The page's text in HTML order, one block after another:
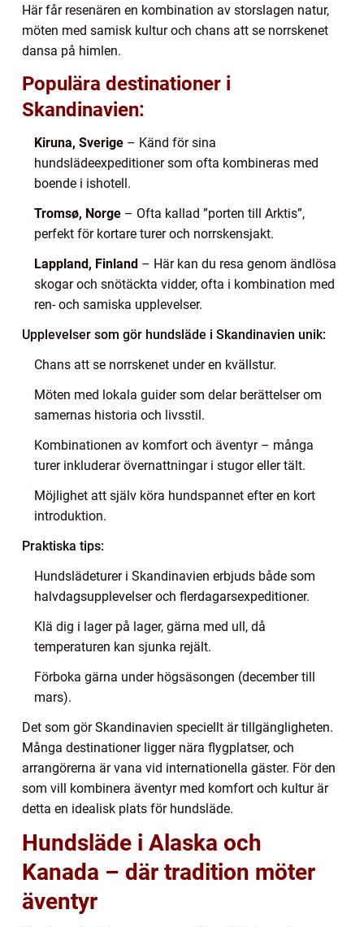
Här får resenären en kombination av storslagen natur,
möten med samisk kultur och chans att se norrskenet
dansa på himlen.
Populära destinationer i
Skandinavien:
Kiruna, Sverige – Känd för sina
hundslädeexpeditioner som ofta kombineras med
boende i ishotell.
Tromsø, Norge – Ofta kallad ”porten till Arktis”,
perfekt för kortare turer och norrskensjakt.
Lappland, Finland – Här kan du resa genom ändlösa
skogar och snötäckta vidder, ofta i kombination med
ren- och samiska upplevelser.
Upplevelser som gör hundsläde i Skandinavien unik:
Chans att se norrskenet under en kvällstur.
Möten med lokala guider som delar berättelser om
samernas historia och livsstil.
Kombinationen av komfort och äventyr – många
turer inkluderar övernattningar i stugor eller tält.
Möjlighet att själv köra hundspannet efter en kort
introduktion.
Praktiska tips:
Hundslädeturer i Skandinavien erbjuds både som
halvdagsupplevelser och flerdagarsexpeditioner.
Klä dig i lager på lager, gärna med ull, då
temperaturen kan sjunka rejält.
Förboka gärna under högsäsongen (december till
mars).
Det som gör Skandinavien speciellt är tillgängligheten.
Många destinationer ligger nära flygplatser, och
arrangörerna är vana vid internationella gäster. För den
som vill kombinera äventyr med komfort och kultur är
detta en idealisk plats för hundsläde.
Hundsläde i Alaska och
Kanada – där tradition möter
äventyr